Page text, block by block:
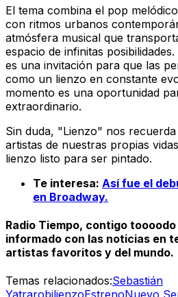
El tema combina el pop
con ritmos urbanos
atmósfera musical que
espacio de infinitas
es una invitación para que las
como un lienzo en constante
momento es una oportunidad
extraordinario.
Sin duda, "Lienzo" nos
artistas de nuestras propias
lienzo listo para ser pintado.
Te interesa: Así fue el
en Broadway.
Radio Tiempo, contigo
informado con las noticias en
artistas favoritos y del mundo.
Temas relacionados:Sebastián